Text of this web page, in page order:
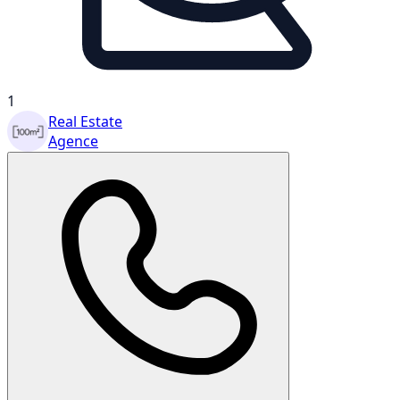
1
Real Estate
Agence